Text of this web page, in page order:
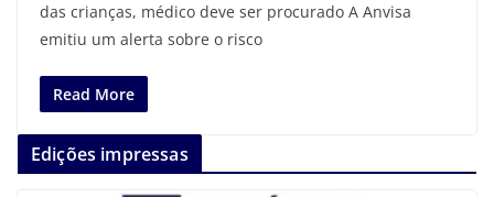
das crianças, médico deve ser procurado A Anvisa
emitiu um alerta sobre o risco
Read More
Edições impressas